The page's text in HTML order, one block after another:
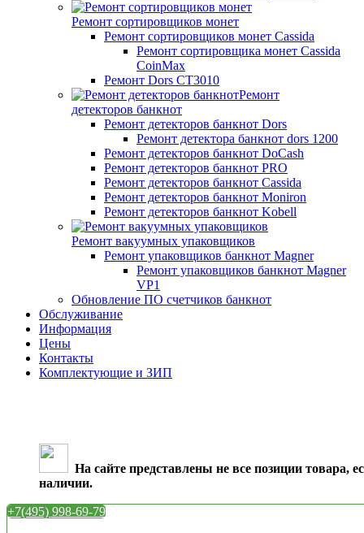
Ремонт сортировщиков монет
Ремонт сортировщиков монет Cassida
Ремонт сортировщика монет Cassida
CoinMax
Ремонт Dors CT3010
Ремонт
детекторов банкнот
Ремонт детекторов банкнот Dors
Ремонт детектора банкнот dors 1200
Ремонт детекторов банкнот DoCash
Ремонт детекторов банкнот PRO
Ремонт детекторов банкнот Cassida
Ремонт детекторов банкнот Moniron
Ремонт детекторов банкнот Kobell
Ремонт вакуумных упаковщиков
Ремонт упаковщиков банкнот Magner
Ремонт упаковщиков банкнот Magner
VP1
Обновление ПО счетчиков банкнот
Обслуживание
Информация
Цены
Контакты
Комплектующие и ЗИП
На сайте представлены не все позиции товара,
наличии.
+7(495) 998-69-79